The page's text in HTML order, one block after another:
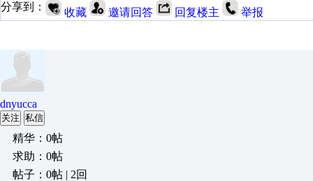
分享到：
收藏 邀请回答 回复楼主 举报
dnyucca
关注 私信
精华：0帖
求助：0帖
帖子：0帖 | 2回